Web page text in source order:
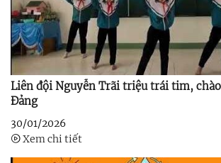
Liên đội Nguyễn Trãi triệu trái tim,
Đảng
30/01/2026
Xem chi tiết